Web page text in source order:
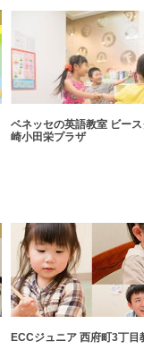
ベネッセの英語教室 ビース
崎小田栄プラザ
ECCジュニア 西府町3丁目